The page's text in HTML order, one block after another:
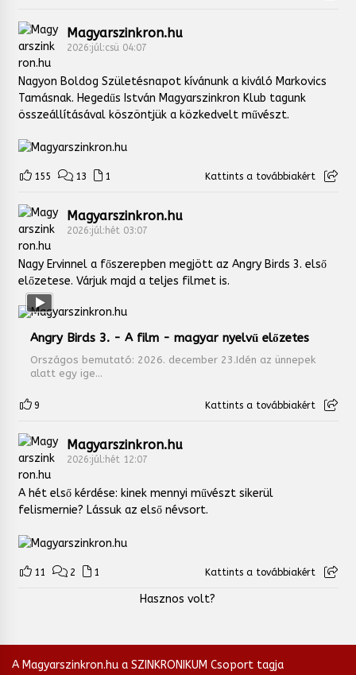
Magyarszinkron.hu
2026:júl:csü 04:07
Nagyon Boldog Születésnapot kívánunk a kiváló Markovics
Tamásnak. Hegedűs István Magyarszinkron Klub tagunk
összeállításával köszöntjük a közkedvelt művészt.
155 13 1 Kattints a továbbiakért
Magyarszinkron.hu
2026:júl:hét 03:07
Nagy Ervinnel a főszerepben megjött az Angry Birds 3. első
előzetese. Várjuk majd a teljes filmet is.
Angry Birds 3. - A film - magyar nyelvű előzetes
Országos bemutató: 2026. december 23.Idén az ünnepek
alatt egy ige...
9 Kattints a továbbiakért
Magyarszinkron.hu
2026:júl:hét 12:07
A hét első kérdése: kinek mennyi művészt sikerül
felismernie? Lássuk az első névsort.
11 2 1 Kattints a továbbiakért
Hasznos volt?
A Magyarszinkron.hu a SZINKRONIKUM Csoport tagja